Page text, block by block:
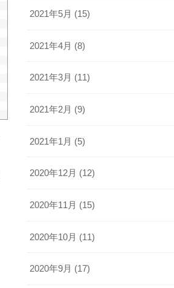
2021年5月 (15)
2021年4月 (8)
2021年3月 (11)
2021年2月 (9)
2021年1月 (5)
2020年12月 (12)
2020年11月 (15)
2020年10月 (11)
2020年9月 (17)